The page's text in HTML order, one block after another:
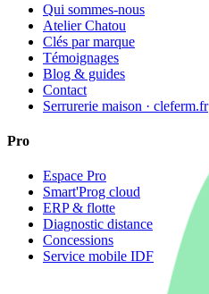
Qui sommes-nous
Atelier Chatou
Clés par marque
Témoignages
Blog & guides
Contact
Serrurerie maison · cleferm.fr
Pro
Espace Pro
Smart'Prog cloud
ERP & flotte
Diagnostic distance
Concessions
Service mobile IDF